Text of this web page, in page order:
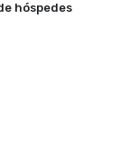
hóspedes